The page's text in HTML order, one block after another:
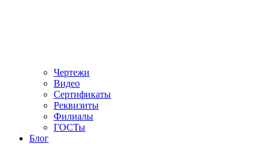
Чертежи
Видео
Сертификаты
Реквизиты
Филиалы
ГОСТы
Блог